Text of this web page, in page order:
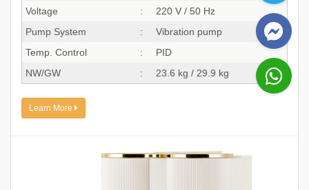
Voltage
:
220 V / 50 Hz
Pump System
:
Vibration pump
Temp. Control
:
PID
NW/GW
: 23.6 kg / 29.9 kg
Learn More